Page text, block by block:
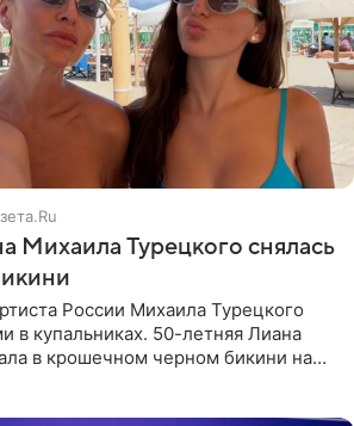
Михаила Турецкого снялась
России Михаила Турецкого
в купальниках. 50-летняя Лиана
в крошечном черном бикини на